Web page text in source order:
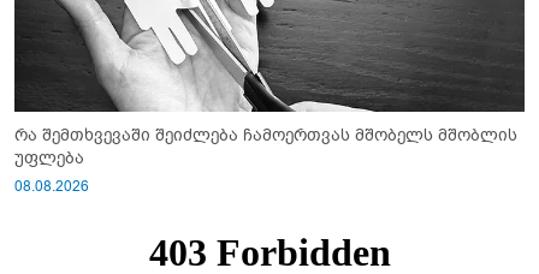
რა შემთხვევაში შეიძლება ჩამოერთვას მშობელს მშობლის
უფლება
08.08.2026